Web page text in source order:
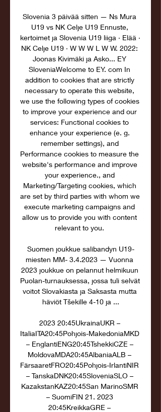
Slovenia 3 päivää sitten — Ns Mura
U19 vs NK Celje U19 Ennuste,
kertoimet ja Slovenia U19 liiga · Elää ·
NK Celje U19 · W W W L W W. 2022:
Joonas Kivimäki ja Asko... EY
SloveniaWelcome to EY. com In
addition to cookies that are strictly
necessary to operate this website,
we use the following types of cookies
to improve your experience and our
services: Functional cookies to
enhance your experience (e. g.
remember settings), and
Performance cookies to measure the
website's performance and improve
your experience., and
Marketing/Targeting cookies, which
are set by third parties with whom we
execute marketing campaigns and
allow us to provide you with content
relevant to you.
Suomen joukkue salibandyn U19-
miesten MM- 3.4.2023 — Vuonna
2023 joukkue on pelannut helmikuun
Puolan-turnauksessa, jossa tuli selvät
voitot Slovakiasta ja Saksasta mutta
häviöt Tšekille 4-10 ja ...
2023 20:45UkrainaUKR –
ItaliaITA20:45Pohjois-MakedoniaMKD
– EnglantiENG20:45TshekkiCZE –
MoldovaMDA20:45AlbaniaALB –
FärsaaretFRO20:45Pohjois-IrlantiNIR
– TanskaDNK20:45SloveniaSLO –
KazakstanKAZ20:45San MarinoSMR
– SuomiFIN 21. 2023
20:45KreikkaGRE –